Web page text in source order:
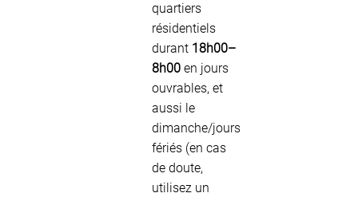
quartiers
résidentiels
durant 18h00–
8h00 en jours
ouvrables, et
aussi le
dimanche/jours
fériés (en cas
de doute,
utilisez un